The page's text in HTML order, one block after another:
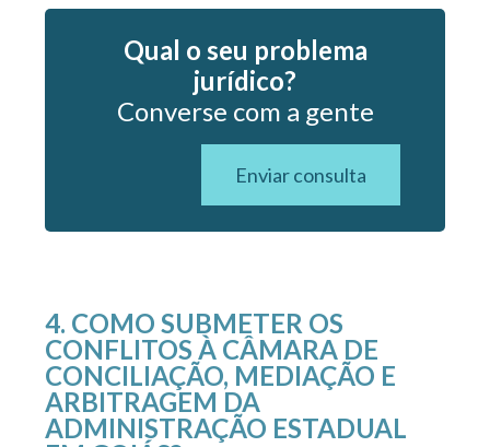
Qual o seu problema
jurídico?
Converse com a gente
Enviar consulta
4. COMO SUBMETER OS
CONFLITOS À CÂMARA DE
CONCILIAÇÃO, MEDIAÇÃO E
ARBITRAGEM DA
ADMINISTRAÇÃO ESTADUAL